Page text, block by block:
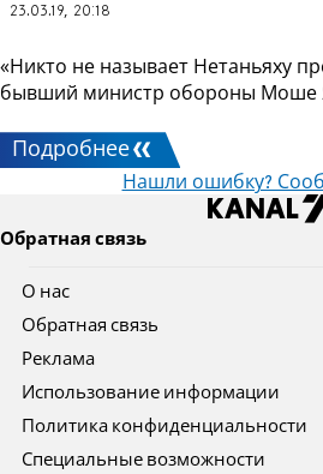
23.03.19, 20:18
«Никто не называет Нетаньяху
бывший министр обороны Моше
Подробнее
Нашли ошибку?
Обратная связь
О нас
Обратная связь
Реклама
Использование информации
Политика конфиденциальности
Специальные возможности